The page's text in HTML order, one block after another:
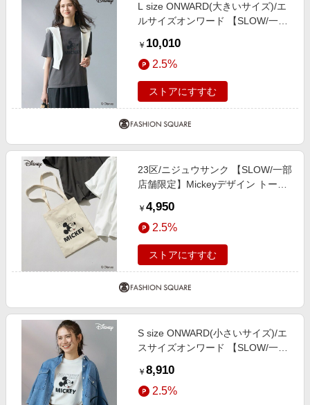
L size ONWARD(大きいサイズ)/エ
ルサイズオンワード 【SLOW/一部
ツ スチール 44
￥ 10,010
2.5%
ストアにすすむ
23区/ニジュウサンク 【SLOW/一部
店舗限定】Mickeyデザイン トート
￥ 4,950
2.5%
ストアにすすむ
S size ONWARD(小さいサイズ)/エ
スサイズオンワード 【SLOW/一部
ツ オフホワイト 32
￥ 8,910
2.5%